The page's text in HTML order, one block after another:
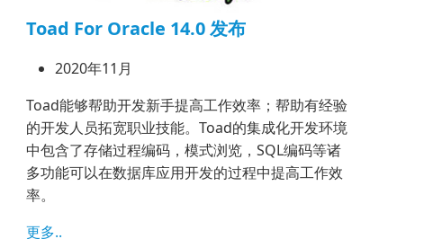
Toad For Oracle 14.0 发布
2020年11月
Toad能够帮助开发新手提高工作效率；帮助有经验
的开发人员拓宽职业技能。Toad的集成化开发环境
中包含了存储过程编码，模式浏览，SQL编码等诸
多功能可以在数据库应用开发的过程中提高工作效
率。
更多..